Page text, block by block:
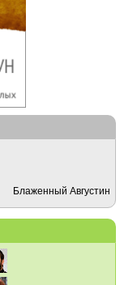
Блаженный Августин